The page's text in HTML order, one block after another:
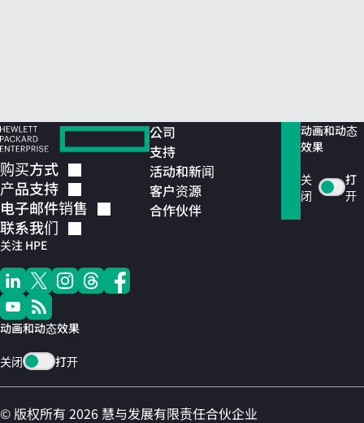
购买方式
产品支持
电子邮件销售
联系我们
关注 HPE
动画和动态效果
关闭 打开
公司
支持
活动和新闻
客户资源
合作伙伴
动画和动态
效果
关
闭
打
开
© 版权所有 2026 慧与发展有限责任合伙企业